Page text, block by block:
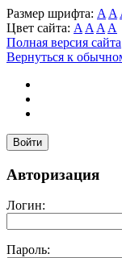
Размер шрифта: A A
Цвет сайта: A A A A
Полная версия сайта
Вернуться к
Войти
Авторизация
Логин:
Пароль: